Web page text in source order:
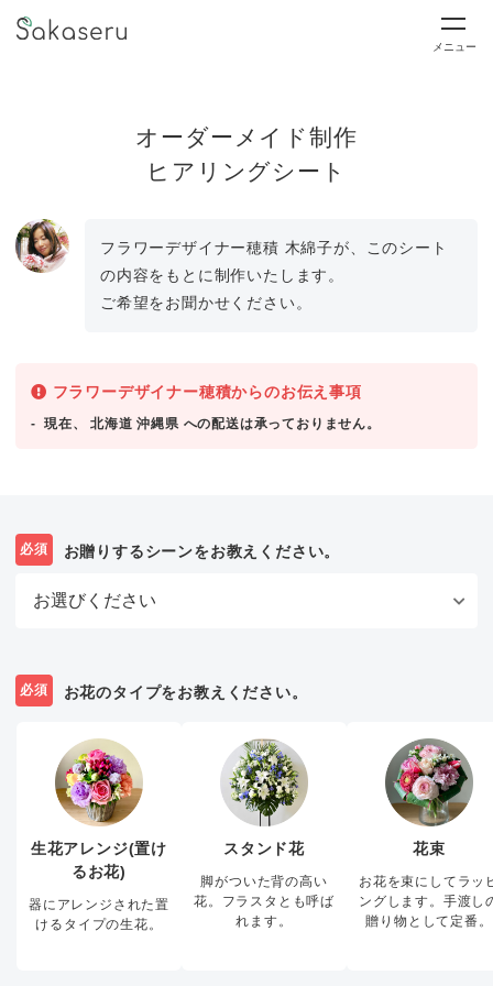
メニュー
オーダーメイド制作
ヒアリングシート
フラワーデザイナー穂積 木綿子が、このシート
の内容をもとに制作いたします。
ご希望をお聞かせください。
フラワーデザイナー穂積からのお伝え事項
現在、 北海道 沖縄県 への配送は承っておりません。
必須 お贈りするシーンをお教えください。
必須 お花のタイプをお教えください。
生花アレンジ(置け
るお花)
器にアレンジされた置
けるタイプの生花。
スタンド花
脚がついた背の高い
花。フラスタとも呼ば
れます。
花束
お花を束にしてラッ
ングします。手渡し
贈り物として定番。